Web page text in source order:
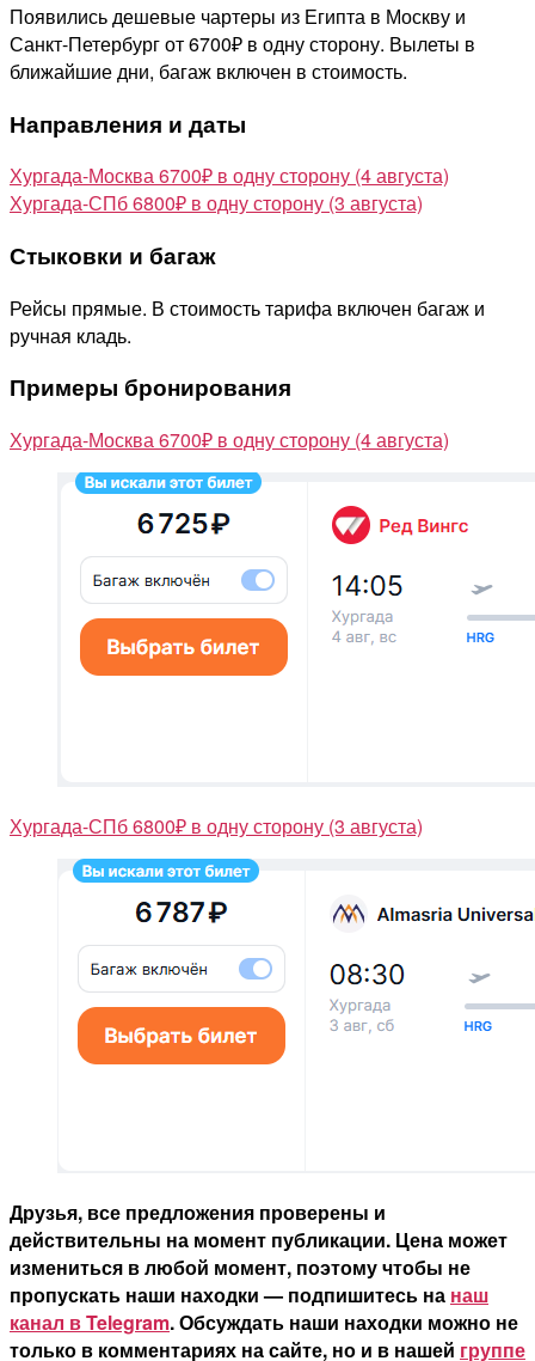
Появились дешевые чартеры из Египта в Москву и
Санкт-Петербург от 6700₽ в одну сторону. Вылеты в
ближайшие дни, багаж включен в стоимость.
Направления и даты
Хургада-Москва 6700₽ в одну сторону (4 августа)
Хургада-СПб 6800₽ в одну сторону (3 августа)
Стыковки и багаж
Рейсы прямые. В стоимость тарифа включен багаж и
ручная кладь.
Примеры бронирования
Хургада-Москва 6700₽ в одну сторону (4 августа)
Хургада-СПб 6800₽ в одну сторону (3 августа)
Друзья, все предложения проверены и
действительны на момент публикации. Цена может
измениться в любой момент, поэтому чтобы не
пропускать наши находки — подпишитесь на наш
канал в Telegram. Обсуждать наши находки можно не
только в комментариях на сайте, но и в нашей группе